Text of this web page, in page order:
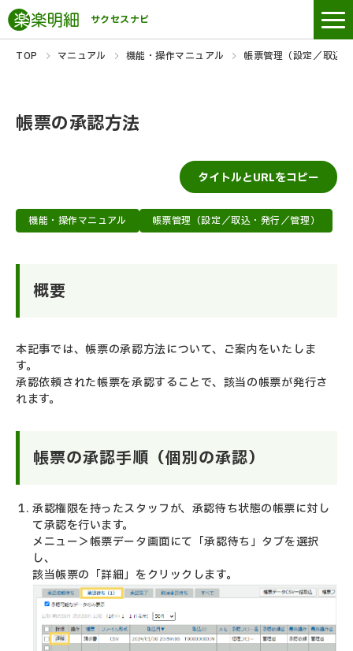
サクセスナビ
TOP マニュアル 機能・操作マニュアル 帳票管理（設定／取込
帳票の承認方法
タイトルとURLをコピー
機能・操作マニュアル 帳票管理（設定／取込・発行／管理）
概要
本記事では、帳票の承認方法について、ご案内をいたしま
す。
承認依頼された帳票を承認することで、該当の帳票が発行さ
れます。
帳票の承認手順（個別の承認）
承認権限を持ったスタッフが、承認待ち状態の帳票に対し
て承認を行います。
メニュー＞帳票データ画面にて「承認待ち」タブを選択
し、
該当帳票の「詳細」をクリックします。